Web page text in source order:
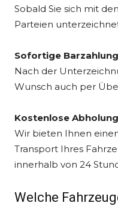
Sobald Sie sich mit
Parteien
Sofortige
Nach der
Wunsch auch per
Kostenlose
Wir bieten Ihnen
Transport Ihres
innerhalb von 24
Welche